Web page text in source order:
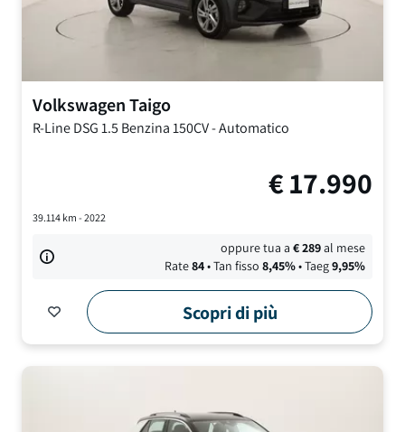
VolkswagenTaigo
R-Line DSG1.5 Benzina 150CV-Automatico
€17.990
39.114km - 2022
oppure tua a€289al mese
Rate84• Tan fisso 8,45%• Taeg9,95%
Scopri di più